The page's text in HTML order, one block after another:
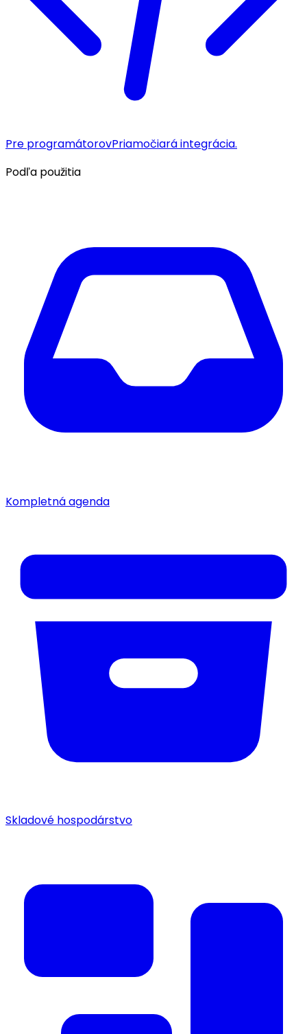
Pre programátorovPriamočiará integrácia.
Podľa použitia
Kompletná agenda
Skladové hospodárstvo